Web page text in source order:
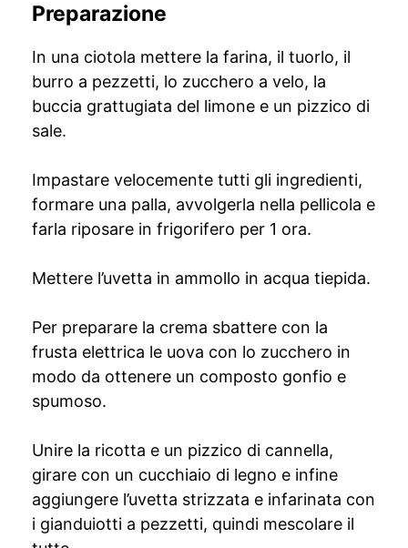
Preparazione
In una ciotola mettere la farina, il tuorlo, il
burro a pezzetti, lo zucchero a velo, la
buccia grattugiata del limone e un pizzico di
sale.
Impastare velocemente tutti gli ingredienti,
formare una palla, avvolgerla nella pellicola e
farla riposare in frigorifero per 1 ora.
Mettere l’uvetta in ammollo in acqua tiepida.
Per preparare la crema sbattere con la
frusta elettrica le uova con lo zucchero in
modo da ottenere un composto gonfio e
spumoso.
Unire la ricotta e un pizzico di cannella,
girare con un cucchiaio di legno e infine
aggiungere l’uvetta strizzata e infarinata con
i gianduiotti a pezzetti, quindi mescolare il